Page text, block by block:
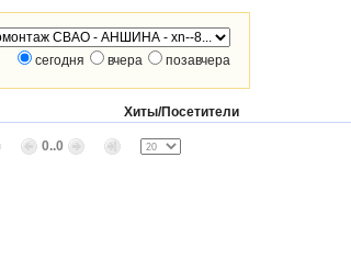
сегодня вчера позавчера
Хиты/Посетители
0..0